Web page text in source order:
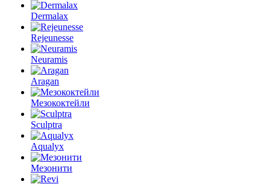
Dermalax
Rejeunesse
Neuramis
Aragan
Мезококтейли
Sculptra
Aqualyx
Мезонити